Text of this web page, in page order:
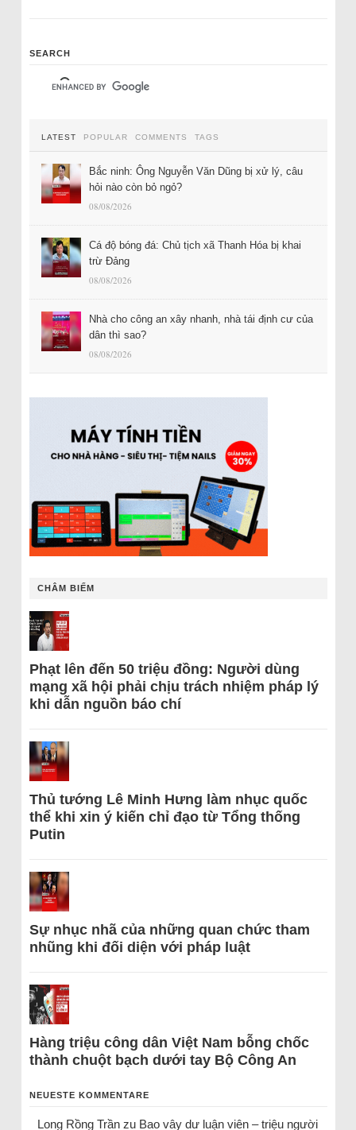
SEARCH
LATEST POPULAR COMMENTS TAGS
Bắc ninh: Ông Nguyễn Văn Dũng bị xử lý, câu
hỏi nào còn bỏ ngỏ?
08/08/2026
Cá độ bóng đá: Chủ tịch xã Thanh Hóa bị khai
trừ Đảng
08/08/2026
Nhà cho công an xây nhanh, nhà tái định cư của
dân thì sao?
08/08/2026
CHÂM BIẾM
Phạt lên đến 50 triệu đồng: Người dùng
mạng xã hội phải chịu trách nhiệm pháp lý
khi dẫn nguồn báo chí
Thủ tướng Lê Minh Hưng làm nhục quốc
thể khi xin ý kiến chỉ đạo từ Tổng thống
Putin
Sự nhục nhã của những quan chức tham
nhũng khi đối diện với pháp luật
Hàng triệu công dân Việt Nam bỗng chốc
thành chuột bạch dưới tay Bộ Công An
NEUESTE KOMMENTARE
Long Rồng Trầnzu Bao vây dư luận viên – triệu người